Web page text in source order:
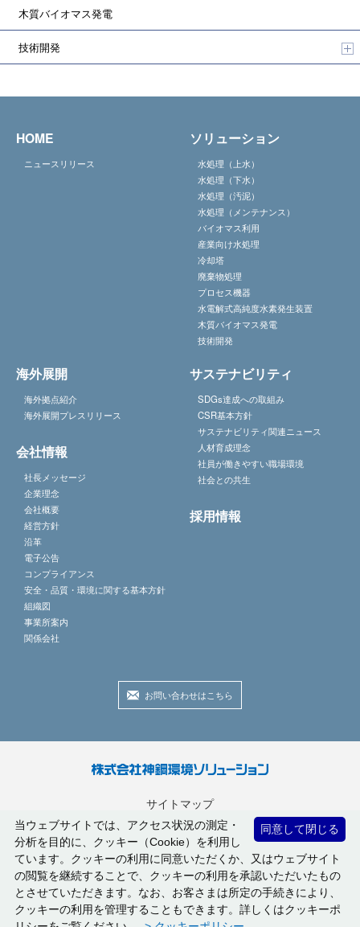
木質バイオマス発電
技術開発
HOME
ニュースリリース
ソリューション
水処理（上水）
水処理（下水）
水処理（汚泥）
水処理（メンテナンス）
バイオマス利用
産業向け水処理
冷却塔
廃棄物処理
プロセス機器
水電解式高純度水素発生装置
木質バイオマス発電
技術開発
海外展開
海外拠点紹介
海外展開プレスリリース
会社情報
社長メッセージ
企業理念
会社概要
経営方針
沿革
電子公告
コンプライアンス
安全・品質・環境に関する基本方針
組織図
事業所案内
関係会社
サステナビリティ
SDGs達成への取組み
CSR基本方針
サステナビリティ関連ニュース
人材育成理念
社員が働きやすい職場環境
社会との共生
採用情報
お問い合わせはこちら
サイトマップ
プライバシーポリシー
ソーシャルメディアポリシー
サイトご利用条件
サイト閲覧環境
©2007 - 2026 KOBELCO ECO-SOLUTIONS Co.,Ltd.
同意して閉じる
当ウェブサイトでは、アクセス状況の測定・
分析を目的に、クッキー（Cookie）を利用し
ています。クッキーの利用に同意いただくか、又はウェブサイト
の閲覧を継続することで、クッキーの利用を承認いただいたもの
とさせていただきます。なお、お客さまは所定の手続きにより、
クッキーの利用を管理することもできます。詳しくはクッキーポ